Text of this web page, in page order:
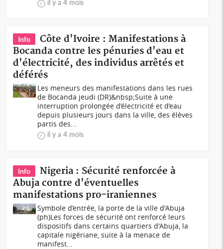
il y a 4 mois
Info
Côte d'Ivoire : Manifestations à
Bocanda contre les pénuries d'eau et
d'électricité, des individus arrêtés et
déférés
Les meneurs des manifestations dans les rues
de Bocanda jeudi (DR)&nbsp;Suite à une
interruption prolongée d’électricité et d’eau
depuis plusieurs jours dans la ville, des élèves
partis des...
il y a 4 mois
Info
Nigeria : Sécurité renforcée à
Abuja contre d'éventuelles
manifestations pro-iraniennes
Symbole d’entrée, la porte de la ville d'Abuja
(ph)Les forces de sécurité ont renforcé leurs
dispositifs dans certains quartiers d'Abuja, la
capitale nigériane, suite à la menace de
manifest...